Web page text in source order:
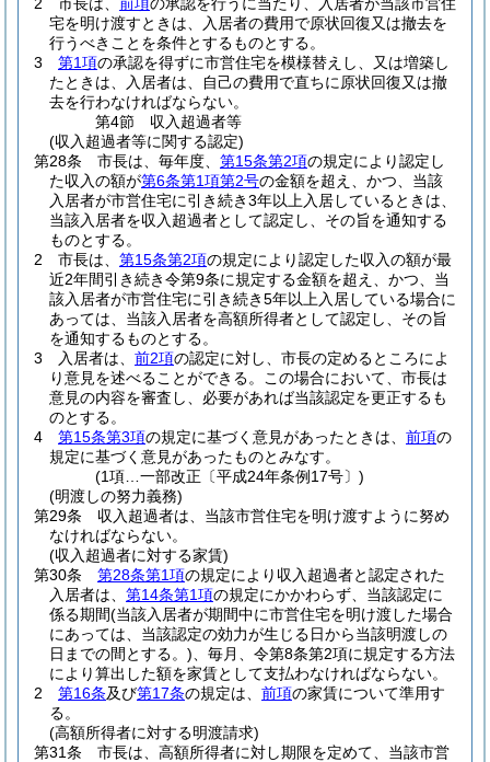
宅を明け渡すときは、入居者の費用で原状回復又は撤去を
行うべきことを条件とするものとする。
3
第1項の承認を得ずに市営住宅を模様替えし、又は増築し
たときは、入居者は、自己の費用で直ちに原状回復又は撤
去を行わなければならない。
第4節
収入超過者等
(収入超過者等に関する認定)
第28条
市長は、毎年度、 第15条第2項の規定により認定し
た収入の額が第6条第1項第2号の金額を超え、かつ、当該
入居者が市営住宅に引き続き3年以上入居しているときは、
当該入居者を収入超過者として認定し、その旨を通知する
ものとする。
2
市長は、 第15条第2項の規定により認定した収入の額が最
近2年間引き続き令第9条に規定する金額を超え、かつ、当
該入居者が市営住宅に引き続き5年以上入居している場合に
あっては、当該入居者を高額所得者として認定し、その旨
を通知するものとする。
3
入居者は、 前2項の認定に対し、市長の定めるところによ
り意見を述べることができる。
この場合において、市長は
意見の内容を審査し、必要があれば当該認定を更正するも
のとする。
4
第15条第3項の規定に基づく意見があったときは、 前項の
規定に基づく意見があったものとみなす。
(1項…一部改正〔平成24年条例17号〕)
(明渡しの努力義務)
第29条
収入超過者は、当該市営住宅を明け渡すように努め
なければならない。
(収入超過者に対する家賃)
第30条
第28条第1項の規定により収入超過者と認定された
入居者は、 第14条第1項の規定にかかわらず、当該認定に
係る期間(当該入居者が期間中に市営住宅を明け渡した場合
にあっては、当該認定の効力が生じる日から当該明渡しの
日までの間とする。) 、毎月、令第8条第2項に規定する方法
により算出した額を家賃として支払わなければならない。
2
第16条及び第17条の規定は、 前項の家賃について準用す
る。
(高額所得者に対する明渡請求)
第31条
市長は、高額所得者に対し期限を定めて、当該市営